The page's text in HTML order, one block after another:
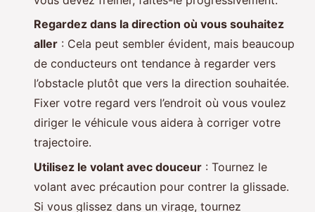
Regardez dans la direction où vous souhaitez
aller : Cela peut sembler évident, mais beaucoup
de conducteurs ont tendance à regarder vers
l’obstacle plutôt que vers la direction souhaitée.
Fixer votre regard vers l’endroit où vous voulez
diriger le véhicule vous aidera à corriger votre
trajectoire.
Utilisez le volant avec douceur : Tournez le
volant avec précaution pour contrer la glissade.
Si vous glissez dans un virage, tournez